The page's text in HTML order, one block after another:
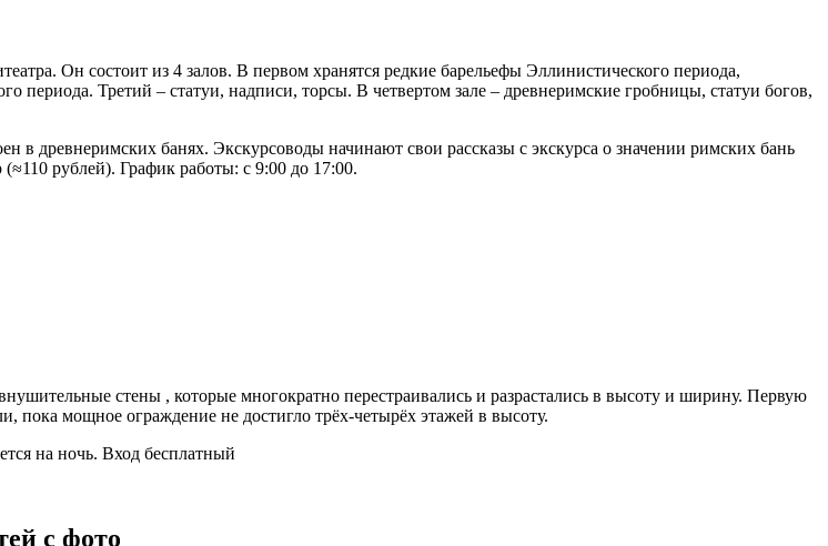
Он состоит из 4 залов. В первом хранятся редкие барельефы Эллинистического периода,
периода. Третий – статуи, надписи, торсы. В четвертом зале – древнеримские гробницы, статуи богов,
в древнеримских банях. Экскурсоводы начинают свои рассказы с экскурса о значении римских бань
рублей). График работы: с 9:00 до 17:00.
стены , которые многократно перестраивались и разрастались в высоту и ширину. Первую
пока мощное ограждение не достигло трёх-четырёх этажей в высоту.
на ночь. Вход бесплатный
с фото